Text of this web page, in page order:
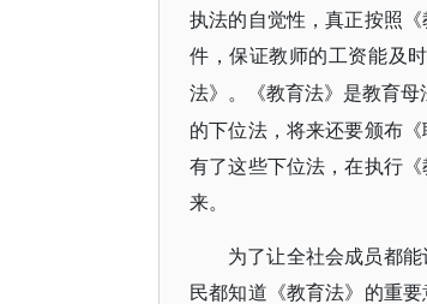
执法的自觉性，真正按照
件，保证教师的工资能及
法》。《教育法》是教育母
的下位法，将来还要颁布
有了这些下位法，在执行
来。
为了让全社会成员都
民都知道《教育法》的重